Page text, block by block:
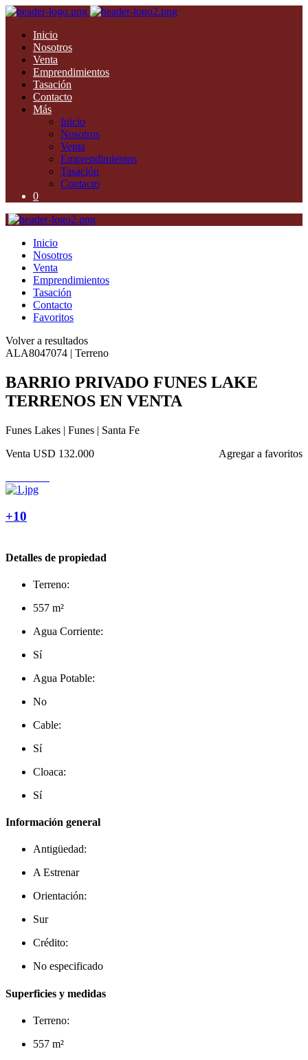
Inicio
Nosotros
Venta
Emprendimientos
Tasación
Contacto
Más
Inicio
Nosotros
Venta
Emprendimientos
Tasación
Contacto
0
Inicio
Nosotros
Venta
Emprendimientos
Tasación
Contacto
Favoritos
Volver a resultados
ALA8047074 | Terreno
BARRIO PRIVADO FUNES LAKE
TERRENOS EN VENTA
Funes Lakes | Funes | Santa Fe
Agregar a favoritos
Venta USD 132.000
+10
Detalles de propiedad
Terreno:
557 m²
Agua Corriente:
Sí
Agua Potable:
No
Cable:
Sí
Cloaca:
Sí
Información general
Antigüedad:
A Estrenar
Orientación:
Sur
Crédito:
No especificado
Superficies y medidas
Terreno:
557 m²